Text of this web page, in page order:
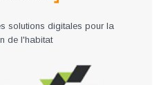
solutions digitales pour la
de l'habitat